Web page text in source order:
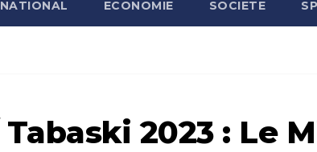
ECONOMIE SOCIETE
2023 : Le